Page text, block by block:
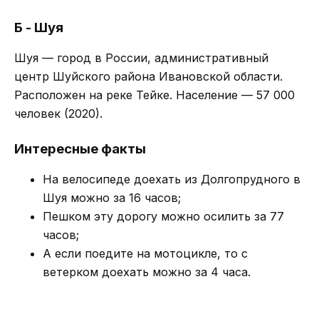
Б - Шуя
Шуя — город в России, административный
центр Шуйского района Ивановской области.
Расположен на реке Тейке. Население — 57 000
человек (2020).
Интересные факты
На велосипеде доехать из Долгопрудного в
Шуя можно за 16 часов;
Пешком эту дорогу можно осилить за 77
часов;
А если поедите на мотоцикле, то с
ветерком доехать можно за 4 часа.